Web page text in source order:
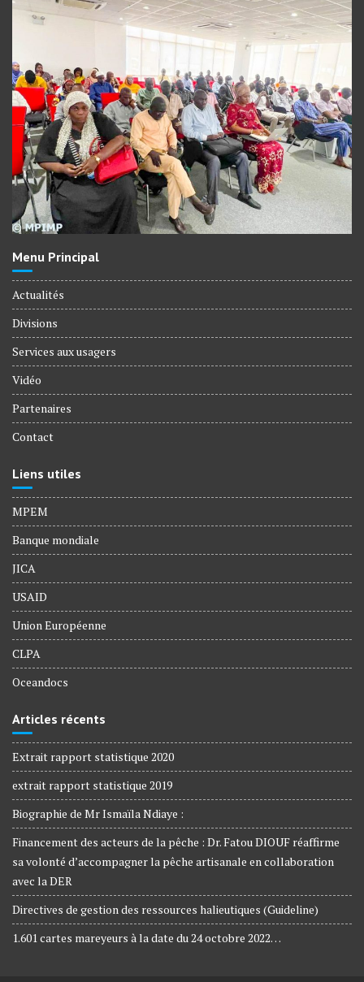
Menu Principal
Actualités
Divisions
Services aux usagers
Vidéo
Partenaires
Contact
Liens utiles
MPEM
Banque mondiale
JICA
USAID
Union Européenne
CLPA
Oceandocs
Articles récents
Extrait rapport statistique 2020
extrait rapport statistique 2019
Biographie de Mr Ismaïla Ndiaye :
Financement des acteurs de la pêche : Dr. Fatou DIOUF réaffirme
sa volonté d’accompagner la pêche artisanale en collaboration
avec la DER
Directives de gestion des ressources halieutiques (Guideline)
1.601 cartes mareyeurs à la date du 24 octobre 2022…